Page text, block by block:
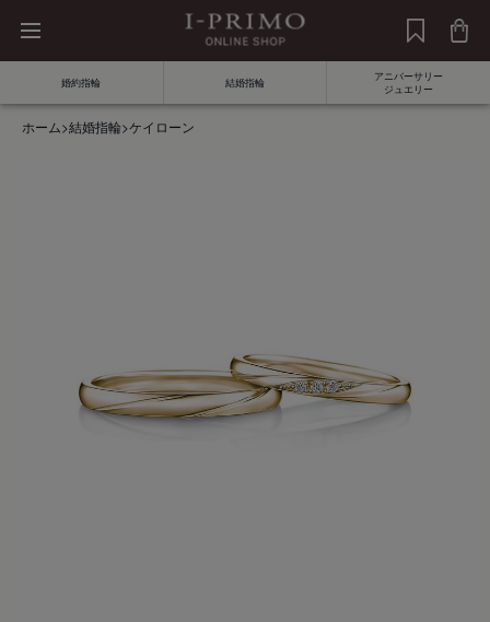
婚約指輪 結婚指輪
アニバーサリー
ジュエリー
ホーム>結婚指輪>ケイローン